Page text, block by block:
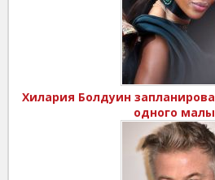
Хилария Болдуин
одного